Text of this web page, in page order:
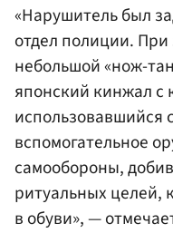
«Нарушитель был
отдел полиции.
небольшой «нож-
японский кинжал с
использовавшийся
вспомогательное
самообороны,
ритуальных целей,
в обуви», —